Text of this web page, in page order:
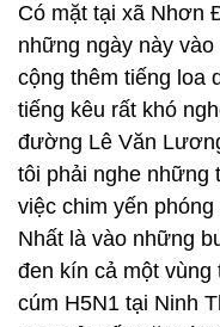
Có mặt tại xã Nhơn
những ngày này
cộng thêm tiếng loa
tiếng kêu rất khó
đường Lê Văn
tôi phải nghe những
việc chim yến
Nhất là vào những
đen kín cả một
cúm H5N1 tại Ninh